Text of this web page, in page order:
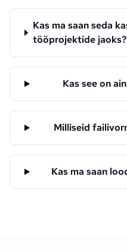
Kas ma saan seda
tööprojektide jaoks?
Kas see on
Milliseid
Kas ma saan